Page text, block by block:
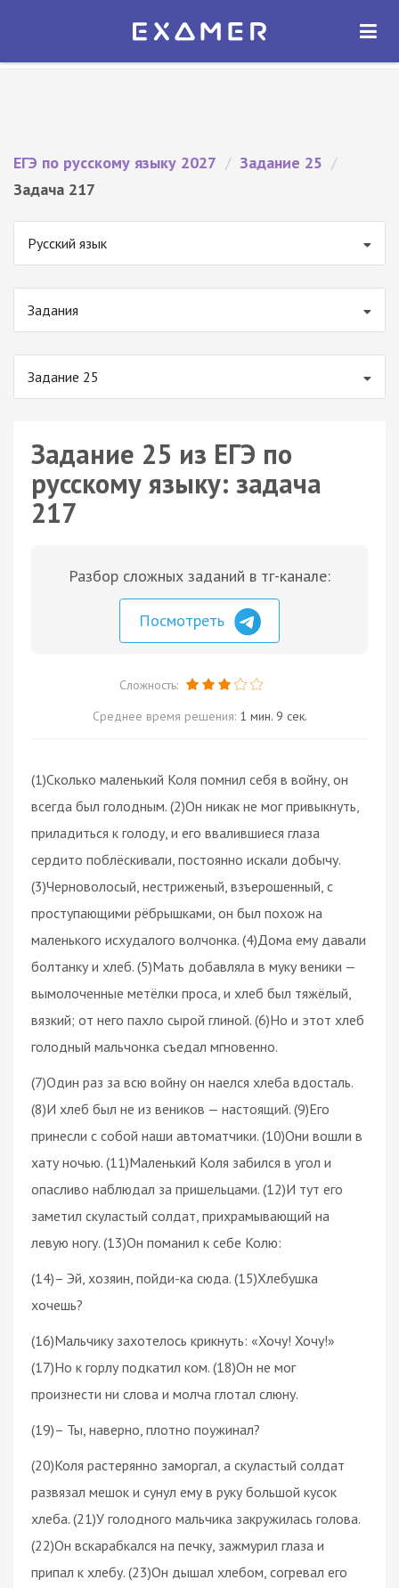
Экзамер — ЕГЭ 2027
ОТКРЫТЬ
ЕГЭ по русскому языку 2027 / Задание 25 /
Задача 217
Русский язык
Задания
Задание 25
Задание 25 из ЕГЭ по
русскому языку: задача
217
Разбор сложных заданий в тг-канале:
Посмотреть
Сложность:
Среднее время решения: 1 мин. 9 сек.
(1)Сколько маленький Коля помнил себя в войну, он
всегда был голодным. (2)Он никак не мог привыкнуть,
приладиться к голоду, и его ввалившиеся глаза
сердито поблёскивали, постоянно искали добычу.
(3)Черноволосый, нестриженый, взъерошенный, с
проступающими рёбрышками, он был похож на
маленького исхудалого волчонка. (4)Дома ему давали
болтанку и хлеб. (5)Мать добавляла в муку веники —
вымолоченные метёлки проса, и хлеб был тяжёлый,
вязкий; от него пахло сырой глиной. (6)Но и этот хлеб
голодный мальчонка съедал мгновенно.
(7)Один раз за всю войну он наелся хлеба вдосталь.
(8)И хлеб был не из веников — настоящий. (9)Его
принесли с собой наши автоматчики. (10)Они вошли в
хату ночью. (11)Маленький Коля забился в угол и
опасливо наблюдал за пришельцами. (12)И тут его
заметил скуластый солдат, прихрамывающий на
левую ногу. (13)Он поманил к себе Колю:
(14)– Эй, хозяин, пойди-ка сюда. (15)Хлебушка
хочешь?
(16)Мальчику захотелось крикнуть: «Хочу! Хочу!»
(17)Но к горлу подкатил ком. (18)Он не мог
произнести ни слова и молча глотал слюну.
(19)– Ты, наверно, плотно поужинал?
(20)Коля растерянно заморгал, а скуластый солдат
развязал мешок и сунул ему в руку большой кусок
хлеба. (21)У голодного мальчика закружилась голова.
(22)Он вскарабкался на печку, зажмурил глаза и
припал к хлебу. (23)Он дышал хлебом, согревал его